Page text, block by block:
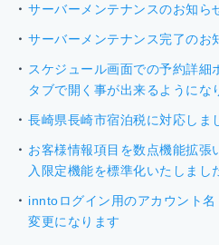
サーバーメンテナンスのお知ら
サーバーメンテナンス完了のお
スケジュール画面での予約詳細
タブで開く事が出来るようにな
長崎県長崎市宿泊税に対応しま
お客様情報項目を数点機能拡張
入限定機能を標準化いたしまし
inntoログイン用のアカウント
変更になります